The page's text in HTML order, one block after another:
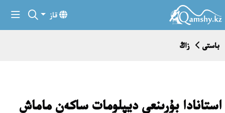
قاز
باستى زاڭ
استانادا بۇرىنعى ديپلومات ساكەن ماماش